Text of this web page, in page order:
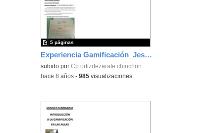
Experiencia Gamificación_Jesús Romero
subido porCp ortizdezarate chinchon
5 páginas
-hace 8 años -985 visualizaciones